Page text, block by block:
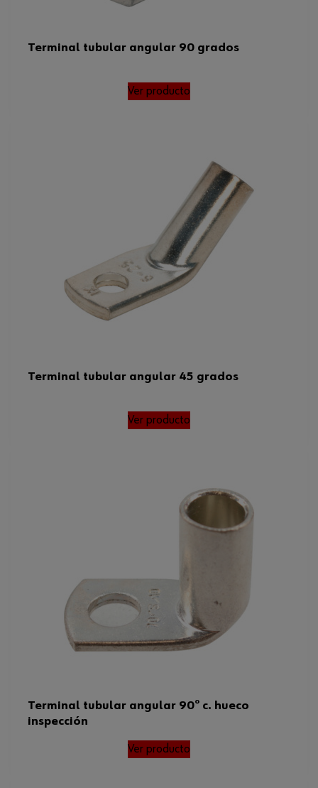
Terminal tubular angular 90 grados
Ver producto
Terminal tubular angular 45 grados
Ver producto
Terminal tubular angular 90° c. hueco
inspección
Ver producto